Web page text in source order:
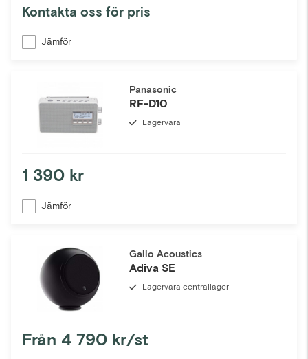
Kontakta oss för pris
Jämför
Panasonic
RF-D10
Lagervara
1 390 kr
Jämför
Gallo Acoustics
Adiva SE
Lagervara centrallager
Från 4 790 kr/st